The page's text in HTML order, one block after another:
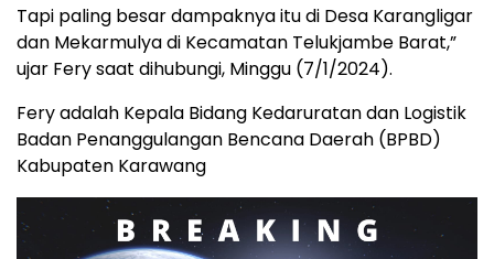
Tapi paling besar dampaknya itu di Desa Karangligar
dan Mekarmulya di Kecamatan Telukjambe Barat,”
ujar Fery saat dihubungi, Minggu (7/1/2024).
Fery adalah Kepala Bidang Kedaruratan dan Logistik
Badan Penanggulangan Bencana Daerah (BPBD)
Kabupaten Karawang